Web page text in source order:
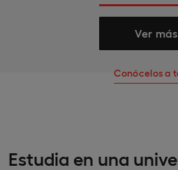
Ver más
Conócelos a
Estudia en una